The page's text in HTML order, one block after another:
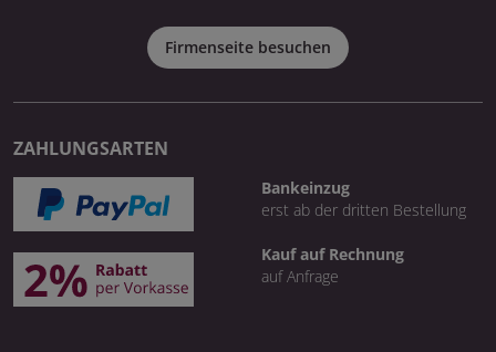
Firmenseite besuchen
ZAHLUNGSARTEN
Bankeinzug
erst ab der dritten Bestellung
Kauf auf Rechnung
auf Anfrage